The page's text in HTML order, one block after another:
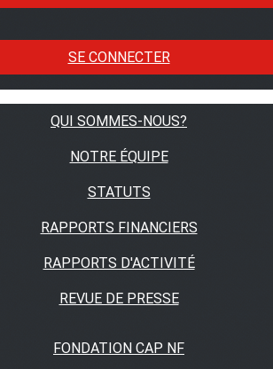
SE CONNECTER
QUI SOMMES-NOUS?
NOTRE ÉQUIPE
STATUTS
RAPPORTS FINANCIERS
RAPPORTS D'ACTIVITÉ
REVUE DE PRESSE
FONDATION CAP NF